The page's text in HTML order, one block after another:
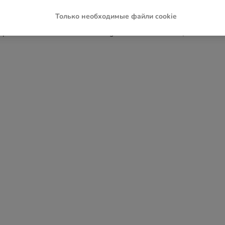
has occurred while loading
Только необходимые файли cookie